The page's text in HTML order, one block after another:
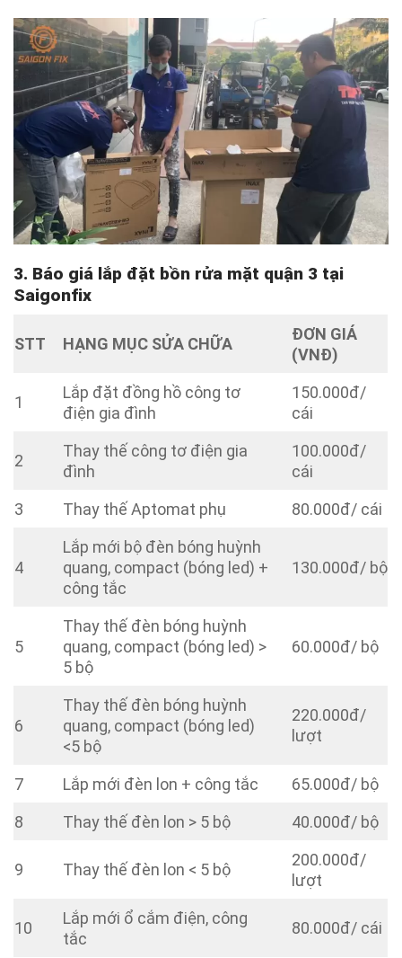
3. Báo giá lắp đặt bồn rửa mặt quận 3 tại
Saigonfix
STT HẠNG MỤC SỬA CHỮA
ĐƠN GIÁ
(VNĐ)
1
Lắp đặt đồng hồ công tơ
điện gia đình
150.000đ/
cái
2
Thay thế công tơ điện gia
đình
100.000đ/
cái
3
Thay thế Aptomat phụ 80.000đ/ cái
4
Lắp mới bộ đèn bóng huỳnh
quang, compact (bóng led) +
công tắc
130.000đ/ bộ
5
Thay thế đèn bóng huỳnh
quang, compact (bóng led) >
5 bộ
60.000đ/ bộ
6
Thay thế đèn bóng huỳnh
quang, compact (bóng led)
<5 bộ
220.000đ/
lượt
7 Lắp mới đèn lon + công tắc
65.000đ/ bộ
8
Thay thế đèn lon > 5 bộ 40.000đ/ bộ
9 Thay thế đèn lon < 5 bộ
200.000đ/
lượt
10
Lắp mới ổ cắm điện, công
tắc
80.000đ/ cái